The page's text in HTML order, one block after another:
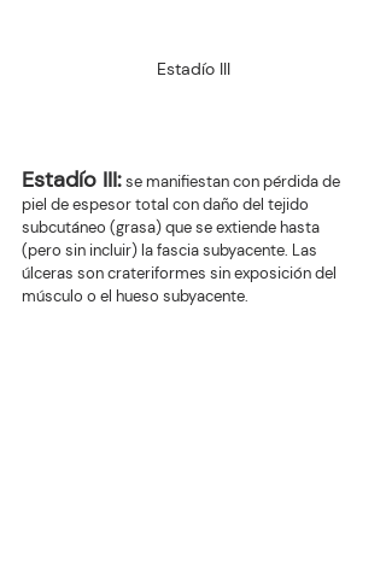
Estadío III
Estadío III: se manifiestan con pérdida de
piel de espesor total con daño del tejido
subcutáneo (grasa) que se extiende hasta
(pero sin incluir) la fascia subyacente. Las
úlceras son crateriformes sin exposición del
músculo o el hueso subyacente.